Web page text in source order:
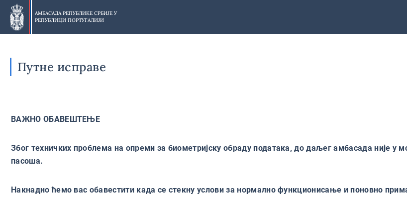
Прескочи
главни
део
АМБАСАДА РЕПУБЛИКЕ СРБИЈЕ У
РЕПУБЛИЦИ ПОРТУГАЛИЈИ
Путне исправе
ВАЖНО ОБАВЕШТЕЊЕ
Због техничких проблема на опреми за биометријску обраду података, до даљег амбасада није у
пасоша.
Накнадно ћемо вас обавестити када се стекну услови за нормално функционисање и поновно